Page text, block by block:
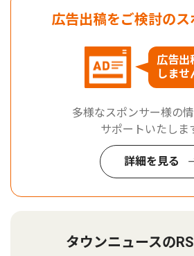
広告出稿をご検討のス
広告出
しませ
多様なスポンサー様の
サポートいたしま
詳細を見る
タウンニュースの